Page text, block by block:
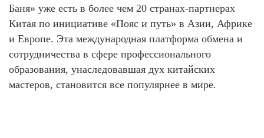
Баня» уже есть в более чем 20 странах-партнерах
Китая по инициативе «Пояс и путь» в Азии, Африке
и Европе. Эта международная платформа обмена и
сотрудничества в сфере профессионального
образования, унаследовавшая дух китайских
мастеров, становится все популярнее в мире.